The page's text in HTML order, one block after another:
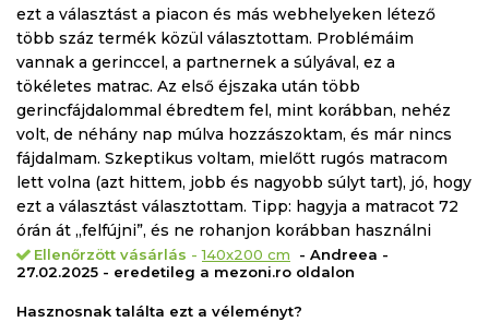
A tekercsbe csomagolt termékek esetében javasoljuk,
hogy vásárlás után azonnal nyissa ki/csomagolja ki.
ezt a választást a piacon és más webhelyeken létező
több száz termék közül választottam. Problémáim
vannak a gerinccel, a partnernek a súlyával, ez a
tökéletes matrac. Az első éjszaka után több
gerincfájdalommal ébredtem fel, mint korábban, nehéz
volt, de néhány nap múlva hozzászoktam, és már nincs
fájdalmam. Szkeptikus voltam, mielőtt rugós matracom
lett volna (azt hittem, jobb és nagyobb súlyt tart), jó, hogy
ezt a választást választottam. Tipp: hagyja a matracot 72
órán át „felfújni”, és ne rohanjon korábban használni
Ellenőrzött vásárlás -140x200 cm
- Andreea -
27.02.2025 - eredetileg a mezoni.ro oldalon
Hasznosnak találta ezt a véleményt?